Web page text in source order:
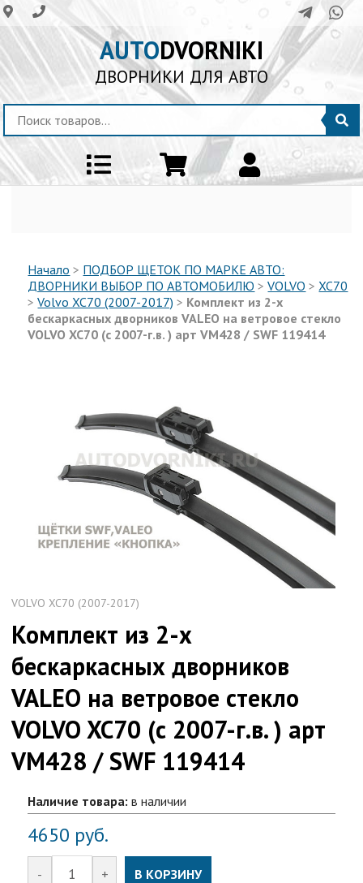
AUTODVORNIKI
ДВОРНИКИ ДЛЯ АВТО
Начало > ПОДБОР ЩЕТОК ПО МАРКЕ АВТО:
ДВОРНИКИ ВЫБОР ПО АВТОМОБИЛЮ >VOLVO > XC70
>Volvo XC70 (2007-2017) > Комплект из 2-х
бескаркасных дворников VALEO на ветровое стекло
VOLVO XC70 (с 2007-г.в. ) арт VM428 / SWF 119414
VOLVO XC70 (2007-2017)
Комплект из 2-х
бескаркасных дворников
VALEO на ветровое стекло
VOLVO XC70 (с 2007-г.в. ) арт
VM428 / SWF 119414
Наличие товара: в наличии
4650 руб.
- + В КОРЗИНУ